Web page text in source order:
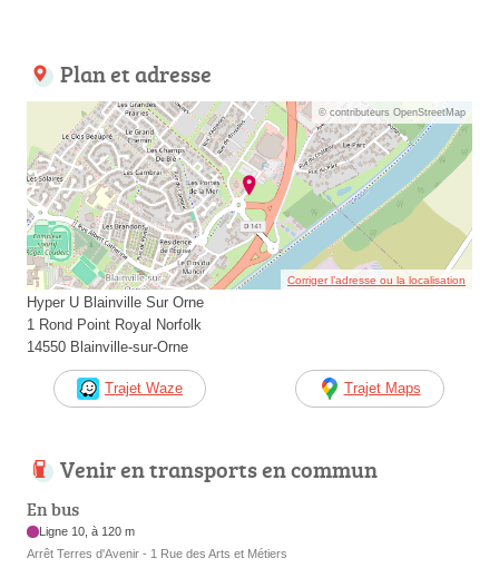
Plan et adresse
© contributeurs OpenStreetMap
Corriger l’adresse ou la localisation
Hyper U Blainville Sur Orne
1 Rond Point Royal Norfolk
14550 Blainville-sur-Orne
Trajet Waze Trajet Maps
Venir en transports en commun
En bus
Ligne 10, à 120 m
Arrêt Terres d'Avenir - 1 Rue des Arts et Métiers